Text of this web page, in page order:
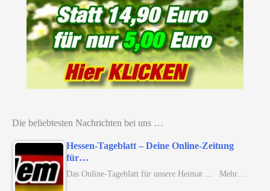
Die beliebtesten Nachrichten bei uns …
Hessen-Tageblatt – Deine Online-Zeitung
für…
Das Online-Tageblatt für unsere Heimat ... Mehr…